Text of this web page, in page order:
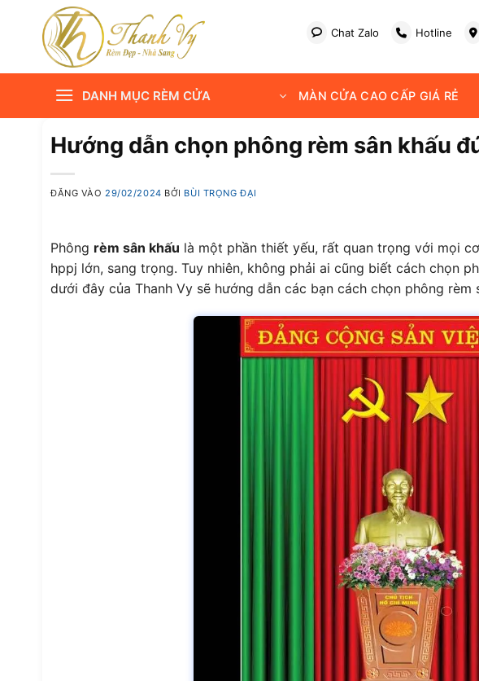
dung
Chat Zalo Hotline
DANH MỤC RÈM CỬA MÀN CỬA CAO CẤP GIÁ RẺ
Hướng dẫn chọn phông rèm sân khấu
ĐĂNG VÀO29/02/2024 BỞI BÙI TRỌNG ĐẠI
Phông rèm sân khấu là một phần thiết yếu, rất quan trọng với mọi
hppj lớn, sang trọng. Tuy nhiên, không phải ai cũng biết cách chọn
dưới đây của Thanh Vy sẽ hướng dẫn các bạn cách chọn phông